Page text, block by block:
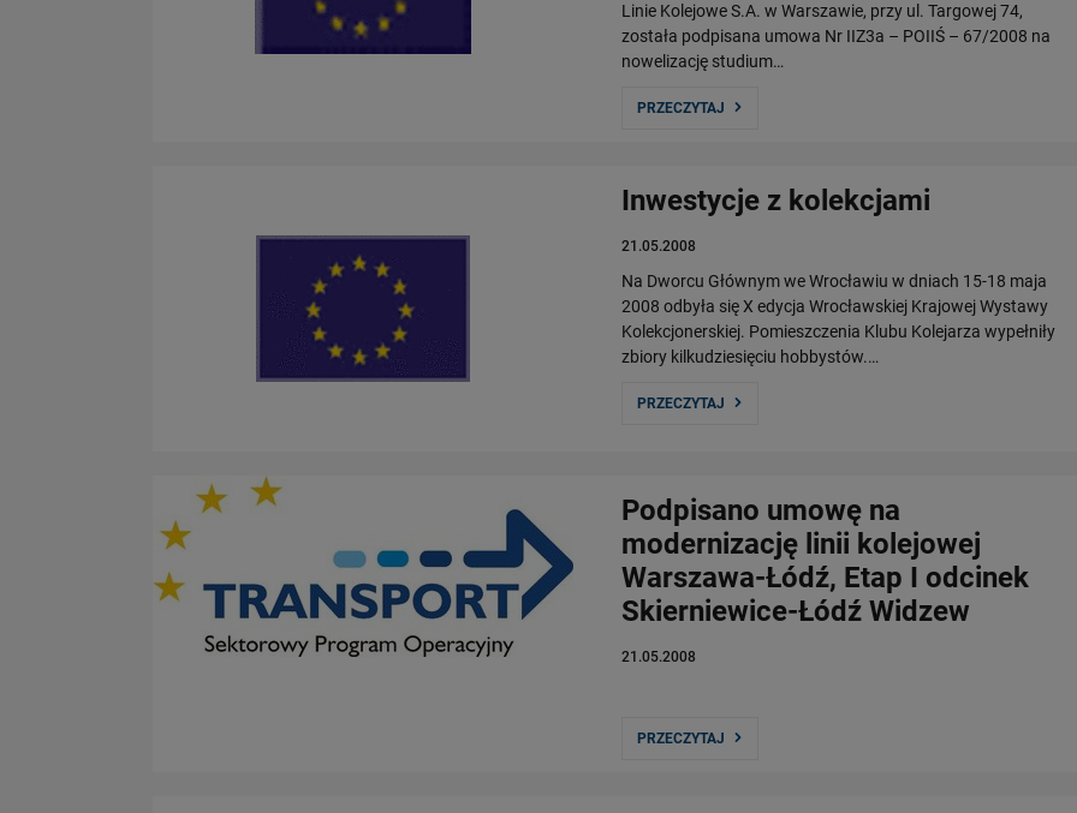
Linie Kolejowe S.A. w Warszawie, przy ul. Targowej 74,
została podpisana umowa Nr IIZ3a – POIIŚ – 67/2008 na
nowelizację studium…
PRZECZYTAJ
Inwestycje z kolekcjami
21.05.2008
Na Dworcu Głównym we Wrocławiu w dniach 15-18 maja
2008 odbyła się X edycja Wrocławskiej Krajowej Wystawy
Kolekcjonerskiej. Pomieszczenia Klubu Kolejarza wypełniły
zbiory kilkudziesięciu hobbystów.…
PRZECZYTAJ
Podpisano umowę na
modernizację linii kolejowej
Warszawa-Łódź, Etap I odcinek
Skierniewice-Łódź Widzew
21.05.2008
PRZECZYTAJ